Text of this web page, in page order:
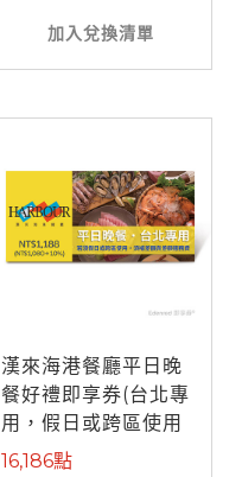
加入兌換清單
漢來海港餐廳平日晚
餐好禮即享券(台北專
用，假日或跨區使用
需補差額)
16,186點